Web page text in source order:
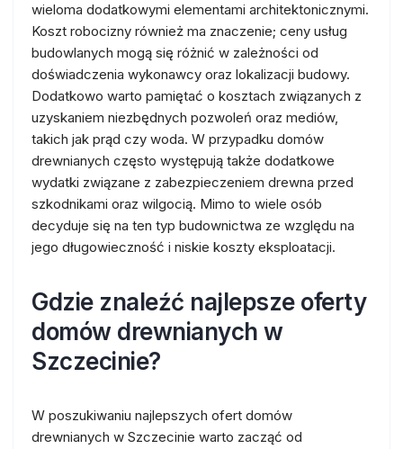
wieloma dodatkowymi elementami architektonicznymi.
Koszt robocizny również ma znaczenie; ceny usług
budowlanych mogą się różnić w zależności od
doświadczenia wykonawcy oraz lokalizacji budowy.
Dodatkowo warto pamiętać o kosztach związanych z
uzyskaniem niezbędnych pozwoleń oraz mediów,
takich jak prąd czy woda. W przypadku domów
drewnianych często występują także dodatkowe
wydatki związane z zabezpieczeniem drewna przed
szkodnikami oraz wilgocią. Mimo to wiele osób
decyduje się na ten typ budownictwa ze względu na
jego długowieczność i niskie koszty eksploatacji.
Gdzie znaleźć najlepsze oferty
domów drewnianych w
Szczecinie?
W poszukiwaniu najlepszych ofert domów
drewnianych w Szczecinie warto zacząć od